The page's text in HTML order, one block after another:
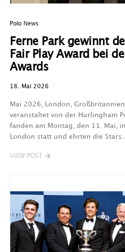
Polo News
Ferne Park gewinnt
Fair Play Award bei
Awards
18. Mai 2026
Mai 2026, London, Großbritannien
veranstaltet von der Hurlingham
fanden am Montag, den 11. Mai,
London statt und ehrten die Stars…
VIEW POST